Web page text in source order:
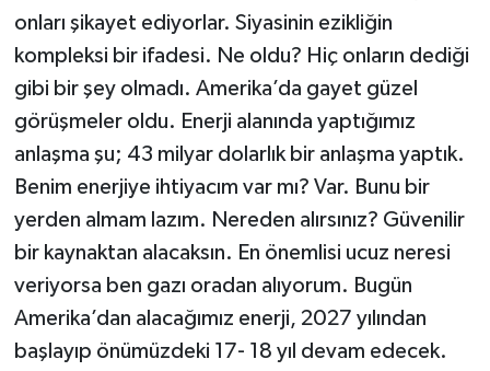
onları şikayet ediyorlar. Siyasinin ezikliğin
kompleksi bir ifadesi. Ne oldu? Hiç onların dediği
gibi bir şey olmadı. Amerika’da gayet güzel
görüşmeler oldu. Enerji alanında yaptığımız
anlaşma şu; 43 milyar dolarlık bir anlaşma yaptık.
Benim enerjiye ihtiyacım var mı? Var. Bunu bir
yerden almam lazım. Nereden alırsınız? Güvenilir
bir kaynaktan alacaksın. En önemlisi ucuz neresi
veriyorsa ben gazı oradan alıyorum. Bugün
Amerika’dan alacağımız enerji, 2027 yılından
başlayıp önümüzdeki 17- 18 yıl devam edecek.